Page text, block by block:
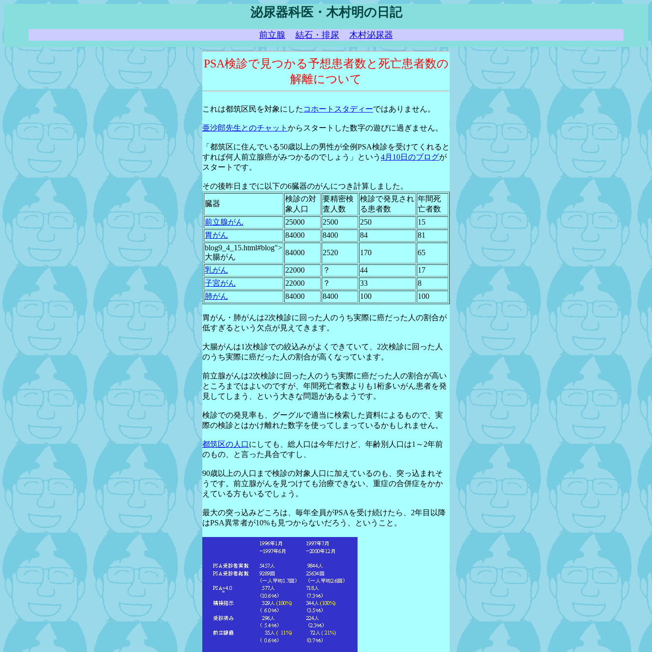
泌尿器科医・木村明の日記
前立腺 結石・排尿 木村泌尿器
PSA検診で見つかる予想患者数と死亡患者数の
解離について
これは都筑区民を対象にした コホートスタディーではありません。
亜沙郎先生とのチャット からスタートした数字の遊びに過ぎません。
「都筑区に住んでいる50歳以上の男性が全例PSA検診を受けてくれると
すれば何人前立腺癌がみつかるのでしょう」という 4月10日のブログが
スタートです。
その後昨日までに以下の6臓器のがんにつき計算しました。
臓器
検診の対
象人口
要精密検
査人数
検診で発見され
る患者数
年間死
亡者数
前立腺がん
25000 2500 250
15
胃がん
84000 8400 84
81
blog9_4_15.html#blog">
大腸がん
84000 2520 170 65
乳がん 22000 ？ 44
17
子宮がん
22000 ？ 33
8
肺がん
84000 8400 100 100
胃がん・肺がんは2次検診に回った人のうち実際に癌だった人の割合が
低すぎるという欠点が見えてきます。
大腸がんは1次検診での絞込みがよくできていて、2次検診に回った人
のうち実際に癌だった人の割合が高くなっています。
前立腺がんは2次検診に回った人のうち実際に癌だった人の割合が高い
ところまではよいのですが、年間死亡者数よりも1桁多いがん患者を発
見してしまう、という大きな問題があるようです。
検診での発見率も、グーグルで適当に検索した資料によるもので、実
際の検診とはかけ離れた数字を使ってしまっているかもしれません。
都筑区の人口にしても、総人口は今年だけど、年齢別人口は1～2年前
のもの、と言った具合ですし、
90歳以上の人口まで検診の対象人口に加えているのも、突っ込まれそ
うです。前立腺がんを見つけても治療できない、重症の合併症をかか
えている方もいるでしょう。
最大の突っ込みどころは、毎年全員がPSAを受け続けたら、2年目以降
はPSA異常者が10%も見つからないだろう、ということ。